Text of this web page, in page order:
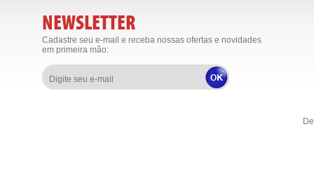
NEWSLETTER
Cadastre seu e-mail e receba nossas ofertas e novidades
em primeira mão: